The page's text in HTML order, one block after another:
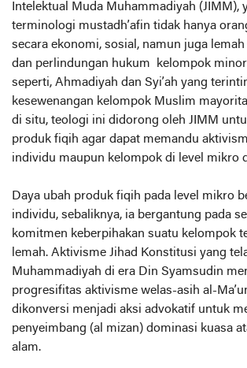
Intelektual Muda Muhammadiyah (JIMM),
terminologi mustadh’afin tidak hanya
secara ekonomi, sosial, namun juga lemah
dan perlindungan hukum kelompok
seperti, Ahmadiyah dan Syi’ah yang
kesewenangan kelompok Muslim
di situ, teologi ini didorong oleh JIMM
produk fiqih agar dapat memandu
individu maupun kelompok di level mikro
Daya ubah produk fiqih pada level mikro
individu, sebaliknya, ia bergantung pada
komitmen keberpihakan suatu kelompok
lemah. Aktivisme Jihad Konstitusi yang
Muhammadiyah di era Din Syamsudin
progresifitas aktivisme welas-asih al-
dikonversi menjadi aksi advokatif untuk
penyeimbang (al mizan) dominasi kuasa
alam.